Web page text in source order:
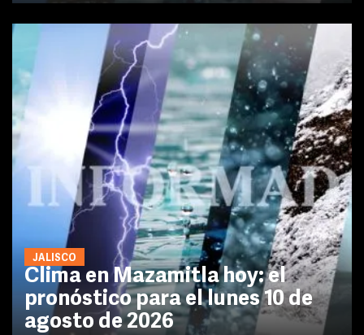
JALISCO
Clima en Mazamitla hoy: el
pronóstico para el lunes 10 de
agosto de 2026